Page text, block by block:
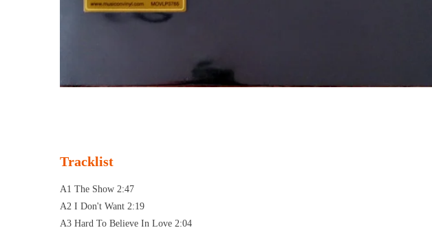
Tracklist
A1 The Show 2:47
A2 I Don't Want 2:19
A3 Hard To Believe In Love 2:04